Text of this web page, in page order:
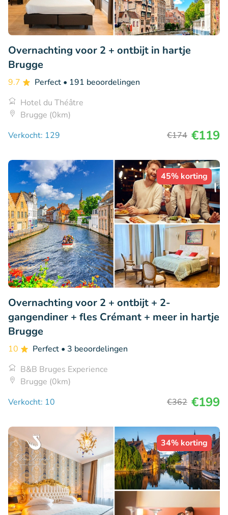
Overnachting voor 2 + ontbijt in hartje
Brugge
9.7 Perfect • 191 beoordelingen
Hotel du Théâtre
Brugge (0km)
Verkocht: 129
€174 €119
45% korting
Overnachting voor 2 + ontbijt + 2-
gangendiner + fles Crémant + meer in hartje
Brugge
10 Perfect • 3 beoordelingen
B&B Bruges Experience
Brugge (0km)
Verkocht: 10
€362 €199
34% korting